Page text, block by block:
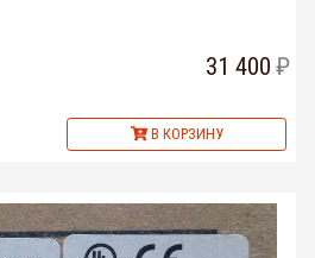
31 400
В КОРЗИНУ